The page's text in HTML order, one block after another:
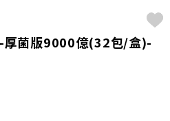
厚菌版9000億(32包/盒)-